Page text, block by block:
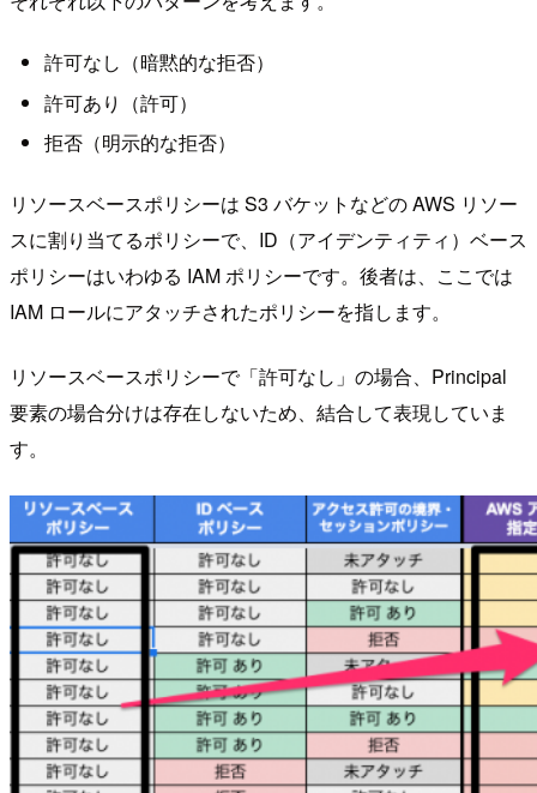
許可なし（暗黙的な拒否）
許可あり（許可）
拒否（明示的な拒否）
リソースベースポリシーは S3 バケットなどの AWS リソー
スに割り当てるポリシーで、ID（アイデンティティ）ベース
ポリシーはいわゆる IAM ポリシーです。後者は、ここでは
IAM ロールにアタッチされたポリシーを指します。
リソースベースポリシーで「許可なし」の場合、Principal
要素の場合分けは存在しないため、結合して表現していま
す。